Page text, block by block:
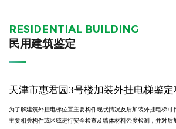
RESIDENTIAL BUILDING
民用建筑鉴定
天津市惠君园3号楼加装外挂电梯鉴定
为了解建筑外挂电梯位置主要构件现状情况及后加装外挂电梯可
主要相关构件或区域进行安全检查及墙体材料强度检测，并对后